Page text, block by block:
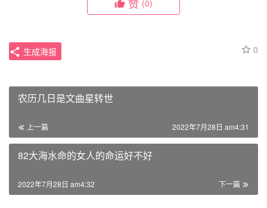
(0)
0
生成海报
农历几日是文曲星转世
上一篇 2022年7月28日 am4:31
82大海水命的女人的命运好不好
下一篇
2022年7月28日 am4:32